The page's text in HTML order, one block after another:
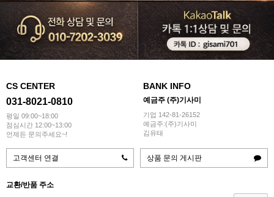
CS CENTER
031-8021-0810
평일 09:00~18:00
점심시간 12:00~13:00
언제든 문의주세요~!
BANK INFO
예금주 (주)기사미
기업 142-81-26152
예금주:(주)기사미
김유태
고객센터 연결 상품 문의 게시판
교환/반품 주소